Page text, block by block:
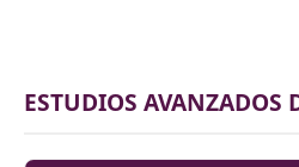
ESTUDIOS AVANZADOS